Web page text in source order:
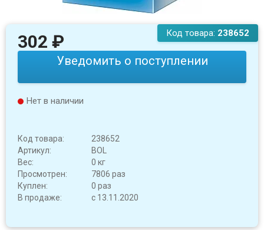
Код товара: 238652
302 ₽
Уведомить о поступлении
Нет в наличии
Код товара:
238652
Артикул:
BOL
Вес:
0 кг
Просмотрен:
7806 раз
Куплен:
0 раз
В продаже:
с 13.11.2020